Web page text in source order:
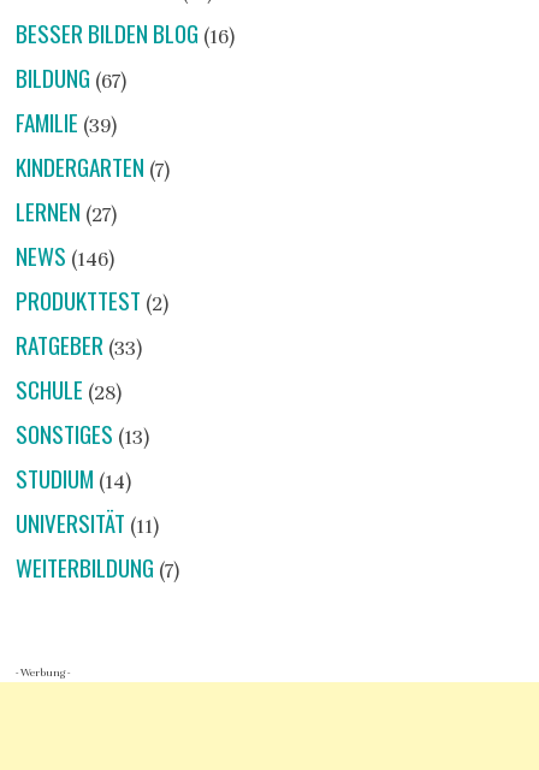
BESSER BILDEN BLOG (16)
BILDUNG (67)
FAMILIE (39)
KINDERGARTEN (7)
LERNEN (27)
NEWS (146)
PRODUKTTEST (2)
RATGEBER(33)
SCHULE (28)
SONSTIGES (13)
STUDIUM (14)
UNIVERSITÄT (11)
WEITERBILDUNG (7)
- Werbung -